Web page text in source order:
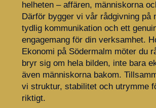
helheten – affären, människorna
Därför bygger vi vår rådgivning på
tydlig kommunikation och ett
engagemang för din verksamhet.
Ekonomi på Södermalm möter du
bryr sig om hela bilden, inte bara
även människorna bakom.
vi struktur, stabilitet och utrymme
riktigt.